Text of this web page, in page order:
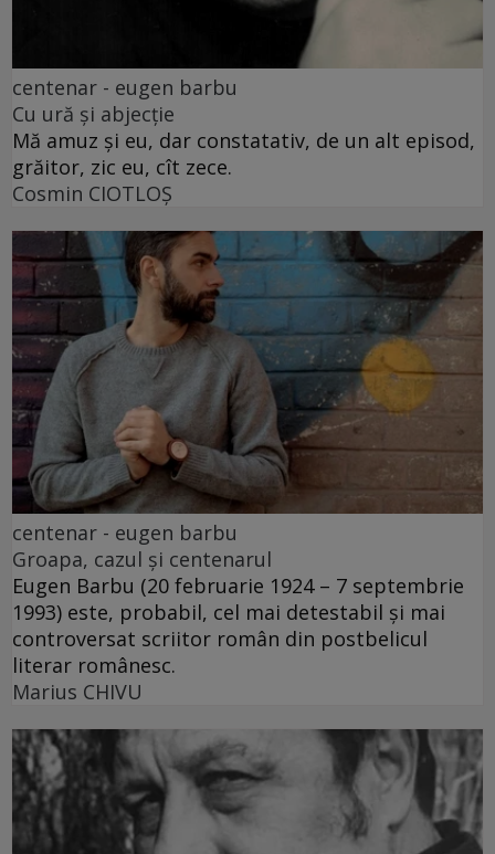
centenar - eugen barbu
Cu ură și abjecție
Mă amuz și eu, dar constatativ, de un alt episod,
grăitor, zic eu, cît zece.
Cosmin CIOTLOŞ
centenar - eugen barbu
Groapa, cazul și centenarul
Eugen Barbu (20 februarie 1924 – 7 septembrie
1993) este, probabil, cel mai detestabil și mai
controversat scriitor român din postbelicul
literar românesc.
Marius CHIVU